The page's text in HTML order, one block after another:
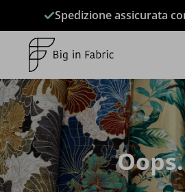
contenuti
Spedizione assicurata